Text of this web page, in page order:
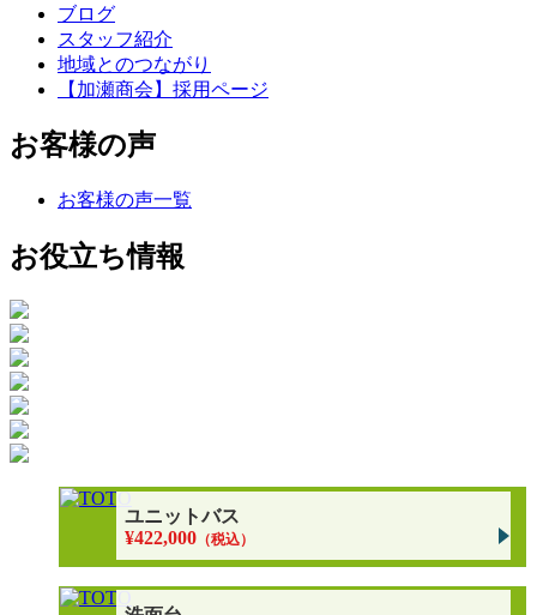
ブログ
スタッフ紹介
地域とのつながり
【加瀬商会】採用ページ
お客様の声
お客様の声一覧
お役立ち情報
ユニットバス
¥422,000 （税込）